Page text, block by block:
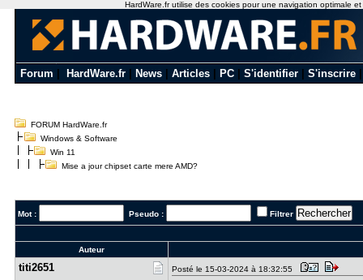
Forum HardWare.fr News Articles PC S'identifier S'inscrire
FORUM HardWare.fr
Windows & Software
Win 11
Mise a jour chipset carte mere AMD?
Mot : Pseudo : Filtrer
Auteur
titi2651 Posté le 15-03-2024 à 18:32:55
HardWare.fr utilise des cookies pour une navigation optimale